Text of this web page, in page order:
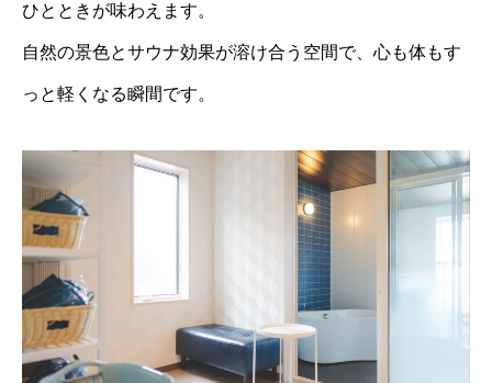
ひとときが味わえます。
自然の景色とサウナ効果が溶け合う空間で、心も体もす
っと軽くなる瞬間です。